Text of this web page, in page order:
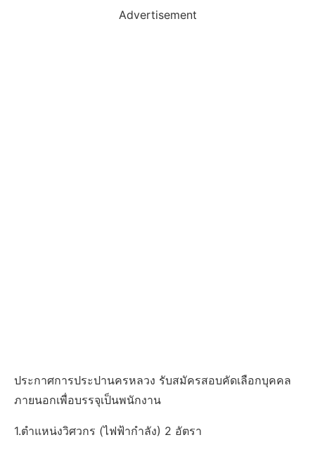
Advertisement
ประกาศการประปานครหลวง รับสมัครสอบคัดเลือกบุคคล
ภายนอกเพื่อบรรจุเป็นพนักงาน
1.ตำแหน่งวิศวกร (ไฟฟ้ากำลัง) 2 อัตรา